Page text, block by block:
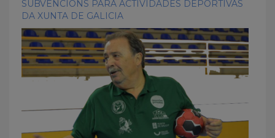
SUBVENCIÓNS PARA ACTIVIDADES DEPORTIVAS
DA XUNTA DE GALICIA